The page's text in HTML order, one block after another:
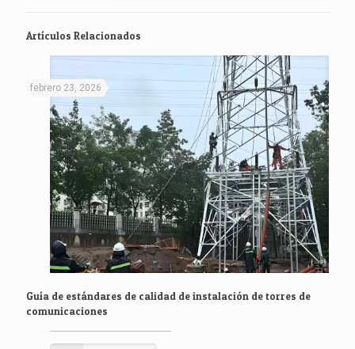
Artículos Relacionados
febrero 23, 2026
Guía de estándares de calidad de instalación de torres de
comunicaciones